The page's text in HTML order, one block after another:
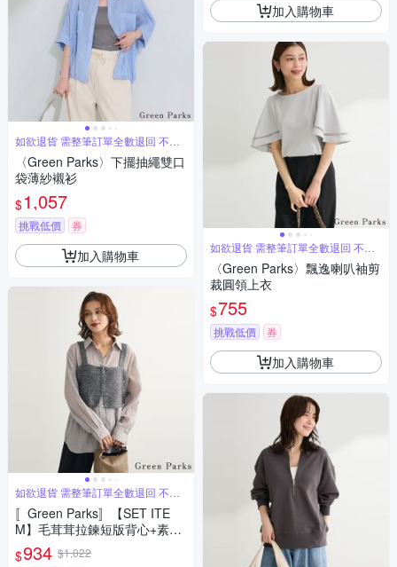
如欲退貨 需整筆訂單全數退回 不能
單退
〈Green Parks〉下擺抽繩雙口
袋薄紗襯衫
$1,057
挑戰低價 券
加入購物車
如欲退貨 需整筆訂單全數退回 不能
單退
〚Green Parks〛【SET ITE
M】毛茸茸拉鍊短版背心+素面
長版襯衫
$934 $1,022
加入購物車
如欲退貨 需整筆訂單全數退回 不能
單退
〈Green Parks〉飄逸喇叭袖剪
裁圓領上衣
$755
挑戰低價 券
加入購物車